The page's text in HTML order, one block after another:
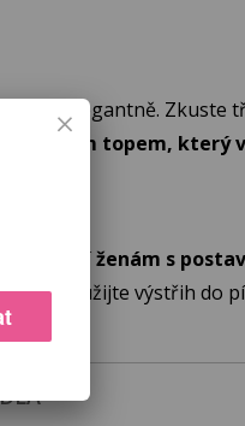
elegantně. Zkuste
topem, který
sluší ženám s
použijte výstřih do